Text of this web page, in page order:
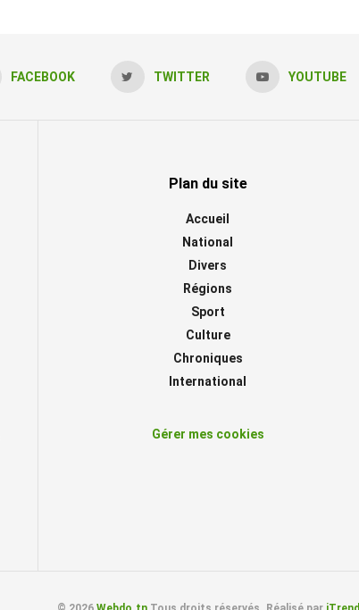
FACEBOOK TWITTER YOUTUBE
Plan du site
Accueil
National
Divers
Régions
Sport
Culture
Chroniques
International
Gérer mes cookies